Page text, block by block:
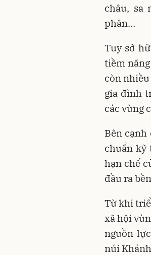
châu, sa
phân…
Tuy sở
tiềm
còn
gia đình
các vùng
Bên cạnh
chuẩn kỹ
hạn chế
đầu ra
Từ khi
xã hội
nguồn
núi